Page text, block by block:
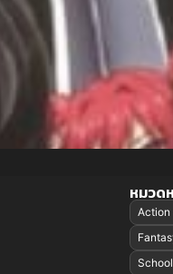
หมวด
Action
School